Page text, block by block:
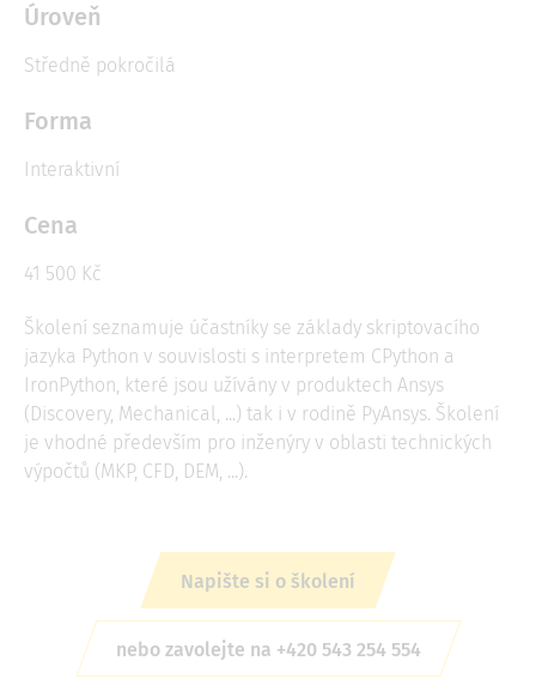
Úroveň
Středně pokročilá
Forma
Interaktivní
Cena
41 500 Kč
Školení seznamuje účastníky se základy skriptovacího
jazyka Python v souvislosti s interpretem CPython a
IronPython, které jsou užívány v produktech Ansys
(Discovery, Mechanical, ...) tak i v rodině PyAnsys. Školení
je vhodné především pro inženýry v oblasti technických
výpočtů (MKP, CFD, DEM, ...).
Napište si o školení
nebo zavolejte na +420 543 254 554